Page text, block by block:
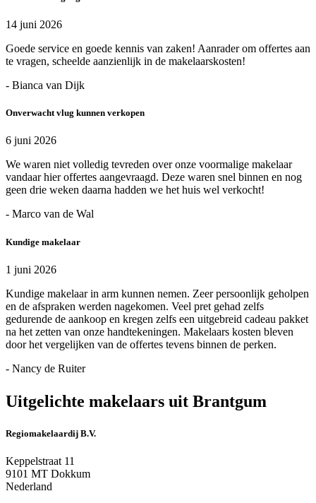
14 juni 2026
Goede service en goede kennis van zaken! Aanrader om offertes aan
te vragen, scheelde aanzienlijk in de makelaarskosten!
- Bianca van Dijk
Onverwacht vlug kunnen verkopen
6 juni 2026
We waren niet volledig tevreden over onze voormalige makelaar
vandaar hier offertes aangevraagd. Deze waren snel binnen en nog
geen drie weken daarna hadden we het huis wel verkocht!
- Marco van de Wal
Kundige makelaar
1 juni 2026
Kundige makelaar in arm kunnen nemen. Zeer persoonlijk geholpen
en de afspraken werden nagekomen. Veel pret gehad zelfs
gedurende de aankoop en kregen zelfs een uitgebreid cadeau pakket
na het zetten van onze handtekeningen. Makelaars kosten bleven
door het vergelijken van de offertes tevens binnen de perken.
- Nancy de Ruiter
Uitgelichte makelaars uit Brantgum
Regiomakelaardij B.V.
Keppelstraat 11
9101 MT Dokkum
Nederland